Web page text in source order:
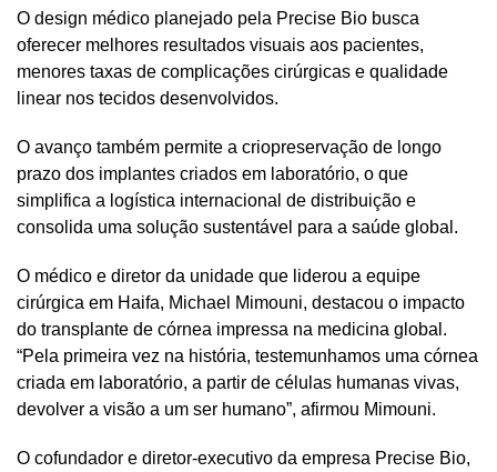
O design médico planejado pela Precise Bio busca
oferecer melhores resultados visuais aos pacientes,
menores taxas de complicações cirúrgicas e qualidade
linear nos tecidos desenvolvidos.
O avanço também permite a criopreservação de longo
prazo dos implantes criados em laboratório, o que
simplifica a logística internacional de distribuição e
consolida uma solução sustentável para a saúde global.
O médico e diretor da unidade que liderou a equipe
cirúrgica em Haifa, Michael Mimouni, destacou o impacto
do transplante de córnea impressa na medicina global.
“Pela primeira vez na história, testemunhamos uma córnea
criada em laboratório, a partir de células humanas vivas,
devolver a visão a um ser humano”, afirmou Mimouni.
O cofundador e diretor-executivo da empresa Precise Bio,